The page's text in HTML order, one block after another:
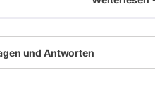
und Antworten